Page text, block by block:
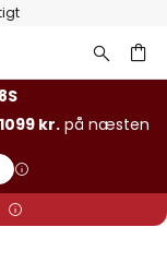
kr. på næsten